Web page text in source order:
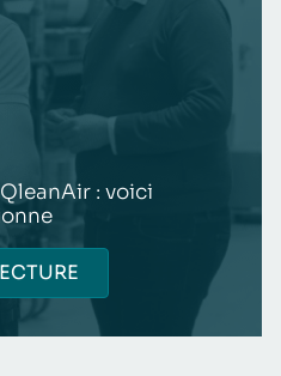
: voici